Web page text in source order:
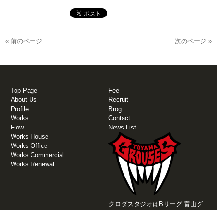
« 前のページ 次のページ »
Top Page
About Us
Profile
Works
Flow
Fee
Recruit
Brog
Contact
News List
Works House
Works Office
Works Commercial
Works Renewal
クロダスタジオはBリーグ 富山グ